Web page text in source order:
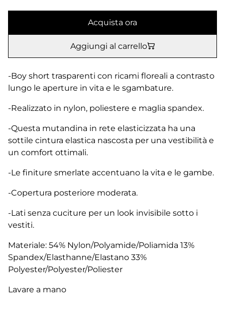
Acquista ora
Aggiungi al carrello
-Boy short trasparenti con ricami floreali a contrasto
lungo le aperture in vita e le sgambature.
-Realizzato in nylon, poliestere e maglia spandex.
-Questa mutandina in rete elasticizzata ha una
sottile cintura elastica nascosta per una vestibilità e
un comfort ottimali.
-Le finiture smerlate accentuano la vita e le gambe.
-Copertura posteriore moderata.
-Lati senza cuciture per un look invisibile sotto i
vestiti.
Materiale: 54% Nylon/Polyamide/Poliamida 13%
Spandex/Elasthanne/Elastano 33%
Polyester/Polyester/Poliester
Lavare a mano